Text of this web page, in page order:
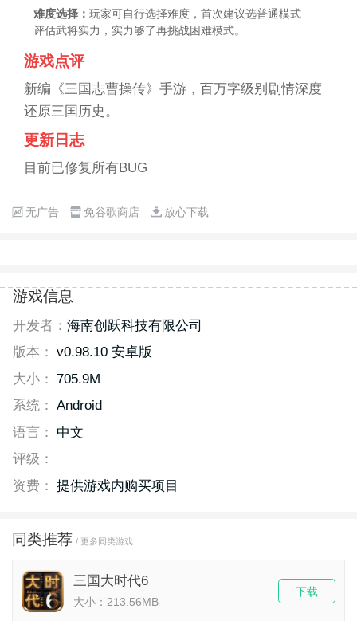
难度选择：玩家可自行选择难度，首次建议选普通模式
评估武将实力，实力够了再挑战困难模式。
游戏点评
新编《三国志曹操传》手游，百万字级别剧情深度
还原三国历史。
更新日志
目前已修复所有BUG
无广告 免谷歌商店 放心下载
游戏信息
开发者： 海南创跃科技有限公司
版本： v0.98.10 安卓版
大小： 705.9M
系统： Android
语言：
中文
评级：
资费： 提供游戏内购买项目
同类推荐 / 更多同类游戏
三国大时代6
大小：213.56MB
下载